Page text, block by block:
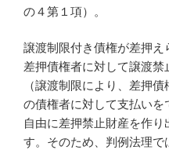
の４第１項）。
譲渡制限付き債権が差押
差押債権者に対して譲渡
（譲渡制限により、差押
の債権者に対して支払い
自由に差押禁止財産を作
す。そのため、判例法理